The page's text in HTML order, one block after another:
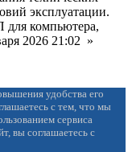
эксплуатации.
для компьютера,
2026 21:02 »
удобства его
с тем, что мы
сервиса
вы соглашаетесь с